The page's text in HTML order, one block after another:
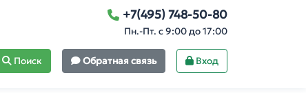
+7(495) 748-50-80
Пн.-Пт. с 9:00 до 17:00
Поиск Обратная связь Вход